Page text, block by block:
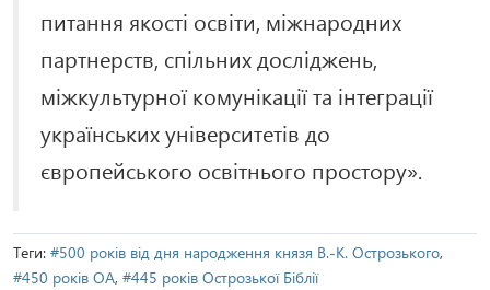
питання якості освіти, міжнародних
партнерств, спільних досліджень,
міжкультурної комунікації та інтеграції
українських університетів до
європейського освітнього простору».
Теги: #500 років від дня народження князя В.-К. Острозького,
#450 років ОА, #445 років Острозької Біблії